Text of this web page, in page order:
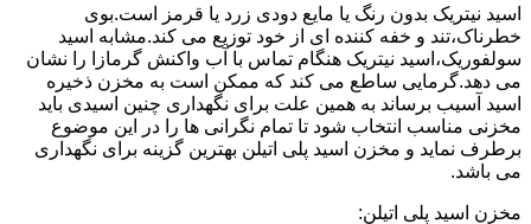
اسید نیتریک بدون رنگ یا مایع دودی زرد یا قرمز است.بوی
خطرناک،تند و خفه کننده ای از خود توزیع می کند.مشابه اسید
سولفوریک،اسید نیتریک هنگام تماس با آب واکنش گرمازا را نشان
می دهد.گرمایی ساطع می کند که ممکن است به مخزن ذخیره
اسید آسیب برساند به همین علت برای نگهداری چنین اسیدی باید
مخزنی مناسب انتخاب شود تا تمام نگرانی ها را در این موضوع
برطرف نماید و مخزن اسید پلی اتیلن بهترین گزینه برای نگهداری
می باشد.
مخزن اسید پلی اتیلن: